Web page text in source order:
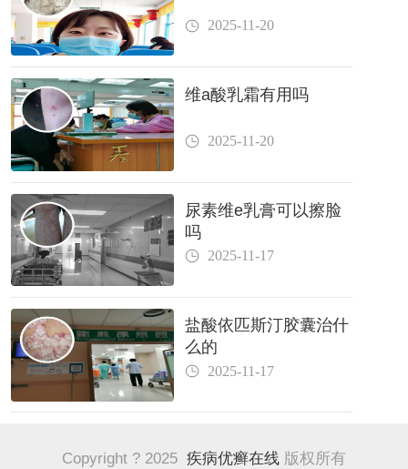
2025-11-20
维a酸乳霜有用吗
2025-11-20
尿素维e乳膏可以擦脸
吗
2025-11-17
盐酸依匹斯汀胶囊治什
么的
2025-11-17
Copyright ? 2025 疾病优癣在线 版权所有